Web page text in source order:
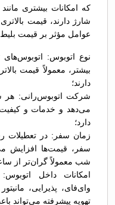
که امکانات بیشتری
شارژ دارند، قیمت
عوامل مؤثر بر قیمت بلیط
بیشتر، معمولاً قیمت
دارند؛
شرکت اتوبوس‌رانی: هر
می‌دهد و خدمات و
دارد؛
زمان سفر: در تعطیلات
سفر، قیمت‌ها افزایش
شب معمولاً گران‌تر از
امکانات داخل اتوبوس:
وای‌فای، پذیرایی،
تهویه پیشرفته می‌تواند